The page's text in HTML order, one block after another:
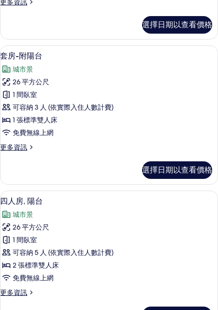
所
相
片
更多資訊
雙
人
房
詳
情
選擇日期以查看價格
顯
示
套
房-
附
陽
台
所
相
片
13
套房-附陽台
城市景
26 平方公尺
1 間臥室
可容納 3 人 (依實際入住人數計費)
1 張標準雙人床
免費無線上網
更多資訊
更
附
陽
台
詳
情
選擇日期以查看價格
顯
示
四
人
房,
陽
台
所
12
四人房, 陽台
城市景
26 平方公尺
1 間臥室
可容納 5 人 (依實際入住人數計費)
2 張標準雙人床
免費無線上網
更多資訊
更